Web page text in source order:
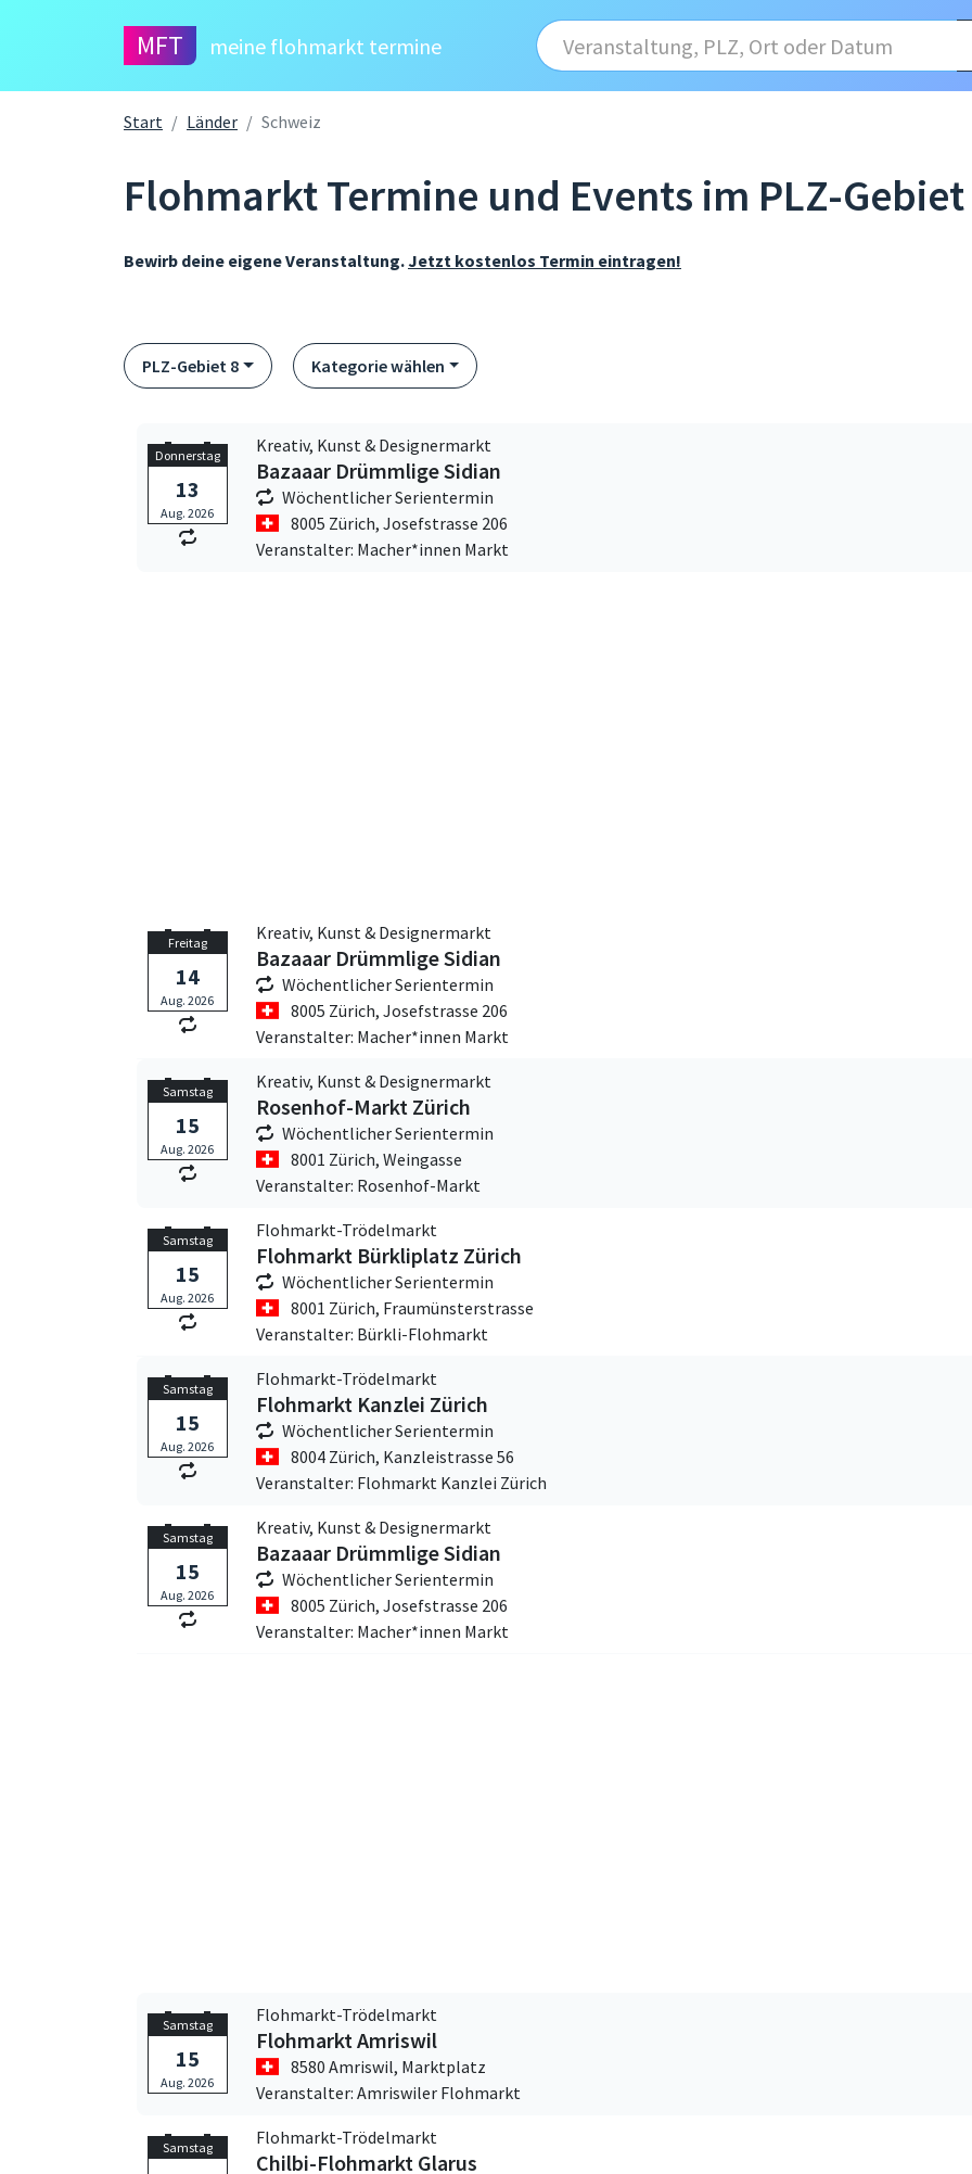
MFT meine flohmarkt termine
Start Länder Schweiz
Flohmarkt Termine und Events im PLZ-
Bewirb deine eigene Veranstaltung.Jetzt kostenlos Termin eintragen!
PLZ-Gebiet 8 Kategorie wählen
Donnerstag
13
Aug. 2026
Kreativ, Kunst & Designermarkt
Bazaaar Drümmlige Sidian
Wöchentlicher Serientermin
8005 Zürich, Josefstrasse 206
Veranstalter: Macher*innen Markt
Freitag
14
Aug. 2026
Kreativ, Kunst & Designermarkt
Bazaaar Drümmlige Sidian
Wöchentlicher Serientermin
8005 Zürich, Josefstrasse 206
Veranstalter: Macher*innen Markt
Samstag
15
Aug. 2026
Kreativ, Kunst & Designermarkt
Rosenhof-Markt Zürich
Wöchentlicher Serientermin
8001 Zürich, Weingasse
Veranstalter: Rosenhof-Markt
Samstag
15
Aug. 2026
Flohmarkt-Trödelmarkt
Flohmarkt Bürkliplatz Zürich
Wöchentlicher Serientermin
8001 Zürich, Fraumünsterstrasse
Veranstalter: Bürkli-Flohmarkt
Samstag
15
Aug. 2026
Flohmarkt-Trödelmarkt
Flohmarkt Kanzlei Zürich
Wöchentlicher Serientermin
8004 Zürich, Kanzleistrasse 56
Veranstalter: Flohmarkt Kanzlei Zürich
Samstag
15
Aug. 2026
Kreativ, Kunst & Designermarkt
Bazaaar Drümmlige Sidian
Wöchentlicher Serientermin
8005 Zürich, Josefstrasse 206
Veranstalter: Macher*innen Markt
Samstag
15
Aug. 2026
Flohmarkt-Trödelmarkt
Flohmarkt Amriswil
8580 Amriswil, Marktplatz
Veranstalter: Amriswiler Flohmarkt
Samstag Flohmarkt-Trödelmarkt
Chilbi-Flohmarkt Glarus